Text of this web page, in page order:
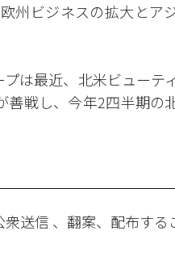
州ビジネスの拡大とア
は最近、北米ビューテ
善戦し、今年2四半期の
送信 、翻案、配布する